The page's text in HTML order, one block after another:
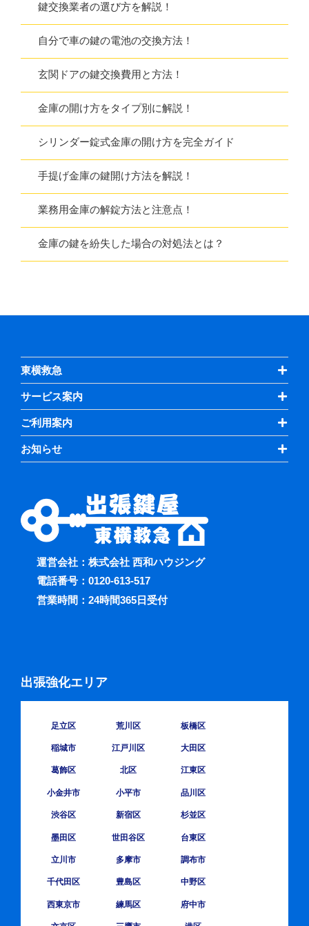
鍵交換業者の選び方を解説！
自分で車の鍵の電池の交換方法！
玄関ドアの鍵交換費用と方法！
金庫の開け方をタイプ別に解説！
シリンダー錠式金庫の開け方を完全ガイド
手提げ金庫の鍵開け方法を解説！
業務用金庫の解錠方法と注意点！
金庫の鍵を紛失した場合の対処法とは？
東横救急
サービス案内
ご利用案内
お知らせ
運営会社：株式会社 西和ハウジング
電話番号： 0120-613-517
営業時間：24時間365日受付
出張強化エリア
足立区 荒川区 板橋区
稲城市 江戸川区 大田区
葛飾区 北区 江東区
小金井市 小平市 品川区
渋谷区 新宿区 杉並区
墨田区 世田谷区 台東区
立川市 多摩市 調布市
千代田区 豊島区 中野区
西東京市 練馬区 府中市